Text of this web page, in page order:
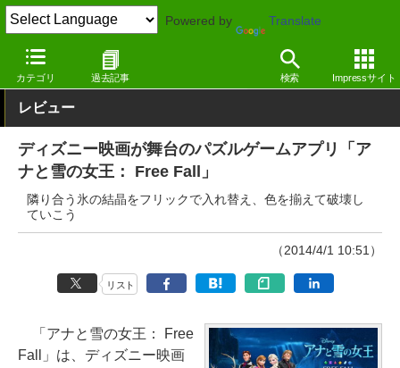
Powered by Translate
カテゴリ 過去記事 検索 Impressサイト
窓の杜 エンタメ ゲーム
レビュー
ディズニー映画が舞台のパズルゲームアプリ「ア
ナと雪の女王： Free Fall」
隣り合う氷の結晶をフリックで入れ替え、色を揃えて破壊し
ていこう
（2014/4/1 10:51）
リスト
「アナと雪の女王： Free
Fall」は、ディズニー映画